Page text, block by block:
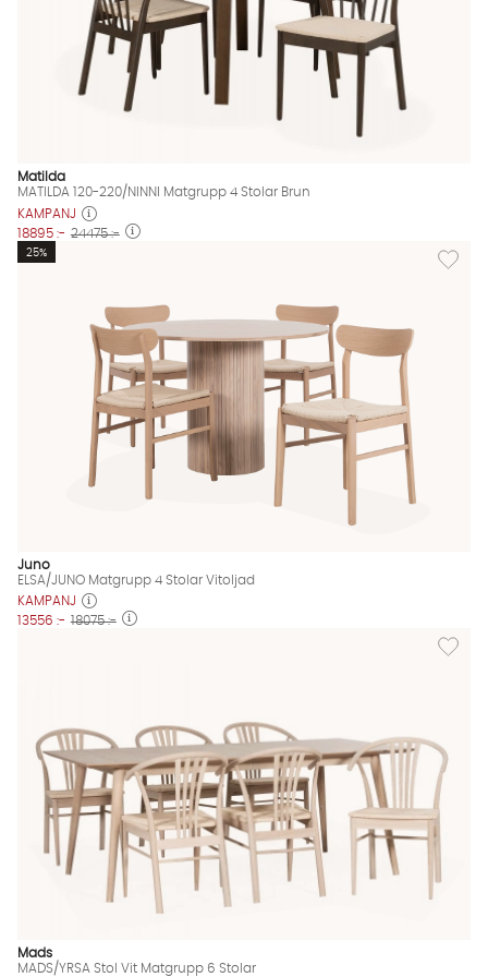
Matilda
MATILDA 120-220/NINNI Matgrupp 4 Stolar Brun
KAMPANJ
18895 :- 24475 :-
Lägg
25%
Juno
ELSA/JUNO Matgrupp 4 Stolar Vitoljad
KAMPANJ
13556 :- 18075 :-
Lägg
Mads
MADS/YRSA Stol Vit Matgrupp 6 Stolar